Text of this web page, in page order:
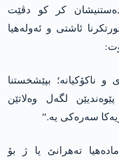
کر کو دڤێت
ئاشتی و ئەولەھیا
ناکۆکیانە؛ بپێشخستنا
لگەل وەلاتێن
سەرەکی یە.”
تەھرانێ یا ژ بۆ